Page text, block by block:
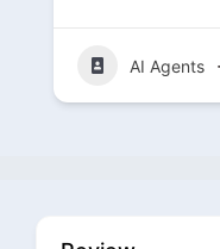
AI Agents